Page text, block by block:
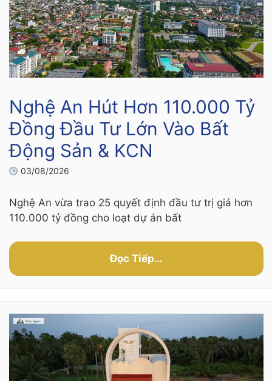
Nghệ An Hút Hơn 110.000 Tỷ
Đồng Đầu Tư Lớn Vào Bất
Động Sản & KCN
03/08/2026
Nghệ An vừa trao 25 quyết định đầu tư trị giá hơn
110.000 tỷ đồng cho loạt dự án bất
Đọc Tiếp…